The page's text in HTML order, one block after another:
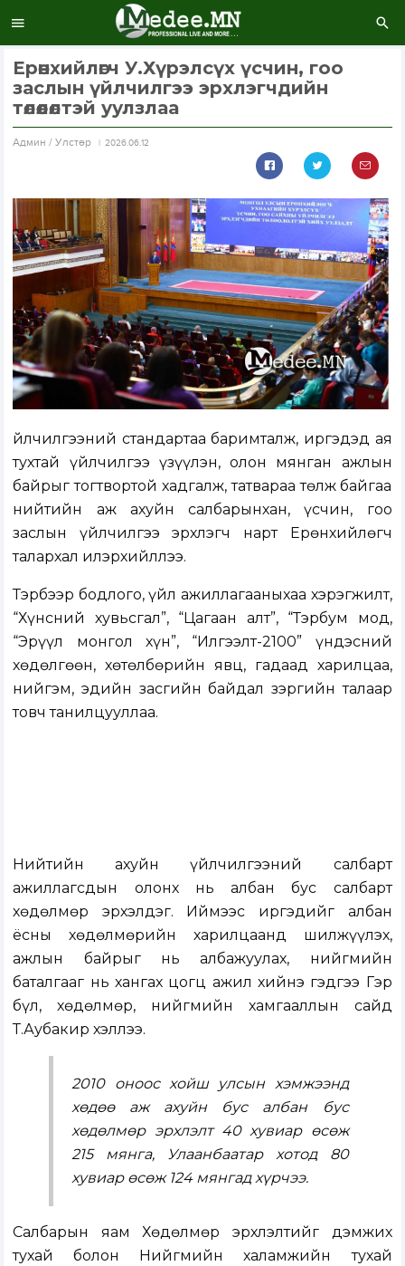
Ерөнхийлөгч У.Хүрэлсүх үсчин, гоо
заслын үйлчилгээ эрхлэгчдийн
төлөөлөлтэй уулзлаа
Aдмин / Улстөр 2026.06.12
Үйлчилгээний стандартаа баримталж, иргэдэд ая
тухтай үйлчилгээ үзүүлэн, олон мянган ажлын
байрыг тогтвортой хадгалж, татвараа төлж байгаа
нийтийн аж ахуйн салбарынхан, үсчин, гоо
заслын үйлчилгээ эрхлэгч нарт Ерөнхийлөгч
талархал илэрхийллээ.
Тэрбээр бодлого, үйл ажиллагааныхаа хэрэгжилт,
“Хүнсний хувьсгал”, “Цагаан алт”, “Тэрбум мод,
“Эрүүл монгол хүн”, “Илгээлт-2100” үндэсний
хөдөлгөөн, хөтөлбөрийн явц, гадаад харилцаа,
нийгэм, эдийн засгийн байдал зэргийн талаар
товч танилцууллаа.
Нийтийн ахуйн үйлчилгээний салбарт
ажиллагсдын олонх нь албан бус салбарт
хөдөлмөр эрхэлдэг. Иймээс иргэдийг албан
ёсны хөдөлмөрийн харилцаанд шилжүүлэх,
ажлын байрыг нь албажуулах, нийгмийн
баталгааг нь хангах цогц ажил хийнэ гэдгээ Гэр
бүл, хөдөлмөр, нийгмийн хамгааллын сайд
Т.Аубакир хэллээ.
2010 оноос хойш улсын хэмжээнд
хөдөө аж ахуйн бус албан бус
хөдөлмөр эрхлэлт 40 хувиар өсөж
215 мянга, Улаанбаатар хотод 80
хувиар өсөж 124 мянгад хүрчээ.
Салбарын яам Хөдөлмөр эрхлэлтийг дэмжих
тухай болон Нийгмийн халамжийн тухай